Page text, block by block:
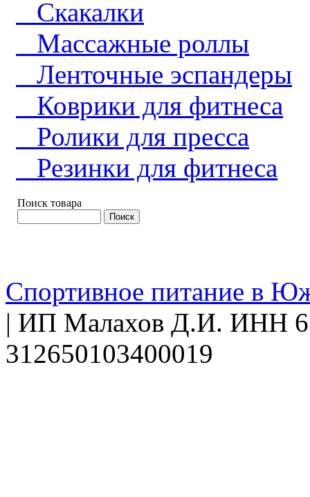
Скакалки
Массажные роллы
Ленточные эспандеры
Коврики для фитнеса
Ролики для пресса
Резинки для фитнеса
Поиск товара
Спортивное питание в
| ИП Малахов Д.И. ИНН
312650103400019